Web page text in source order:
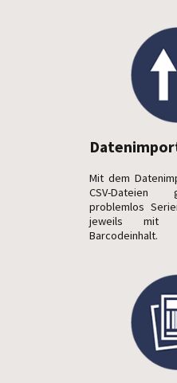
Mit dem
CSV-Dateien
problemlos
jeweils mit
Barcodeinhalt.